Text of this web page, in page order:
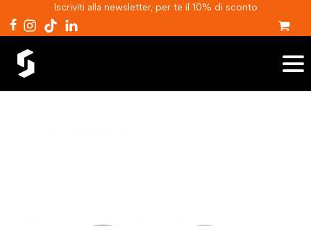
Iscriviti alla newsletter, per te il 10% di sconto